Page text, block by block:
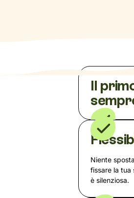
Il
Niente
fissare la tua
è silenziosa.